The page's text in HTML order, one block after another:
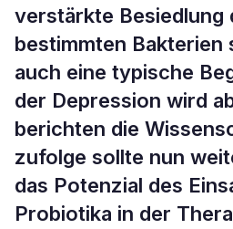
verstärkte Besiedlung
bestimmten Bakterien
auch eine typische
der Depression wird
berichten die
zufolge sollte nun
das Potenzial des
Probiotika in der